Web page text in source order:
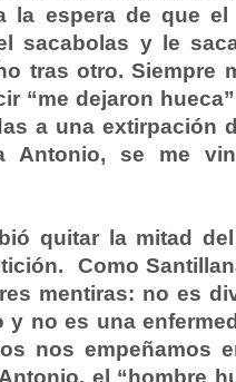
la espera de que el
sacabolas y le
tras otro. Siempre
“me dejaron
a una extirpación
Antonio, se me
quitar la mitad
Como
mentiras: no es
y no es una
nos empeñamos
el “hombre